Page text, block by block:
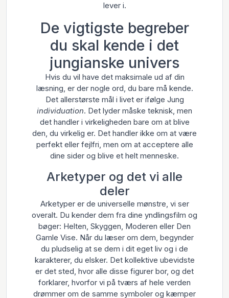
lever i.
De vigtigste begreber
du skal kende i det
jungianske univers
Hvis du vil have det maksimale ud af din
læsning, er der nogle ord, du bare må kende.
Det allerstørste mål i livet er ifølge Jung
individuation. Det lyder måske teknisk, men
det handler i virkeligheden bare om at blive
den, du virkelig er. Det handler ikke om at være
perfekt eller fejlfri, men om at acceptere alle
dine sider og blive et helt menneske.
Arketyper og det vi alle
deler
Arketyper er de universelle mønstre, vi ser
overalt. Du kender dem fra dine yndlingsfilm og
bøger: Helten, Skyggen, Moderen eller Den
Gamle Vise. Når du læser om dem, begynder
du pludselig at se dem i dit eget liv og i de
karakterer, du elsker. Det kollektive ubevidste
er det sted, hvor alle disse figurer bor, og det
forklarer, hvorfor vi på tværs af hele verden
drømmer om de samme symboler og kæmper